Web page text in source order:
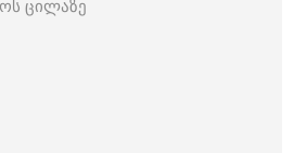
ცილაზე